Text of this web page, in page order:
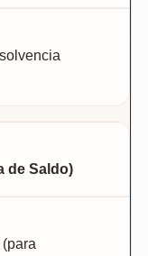
de Saldo)